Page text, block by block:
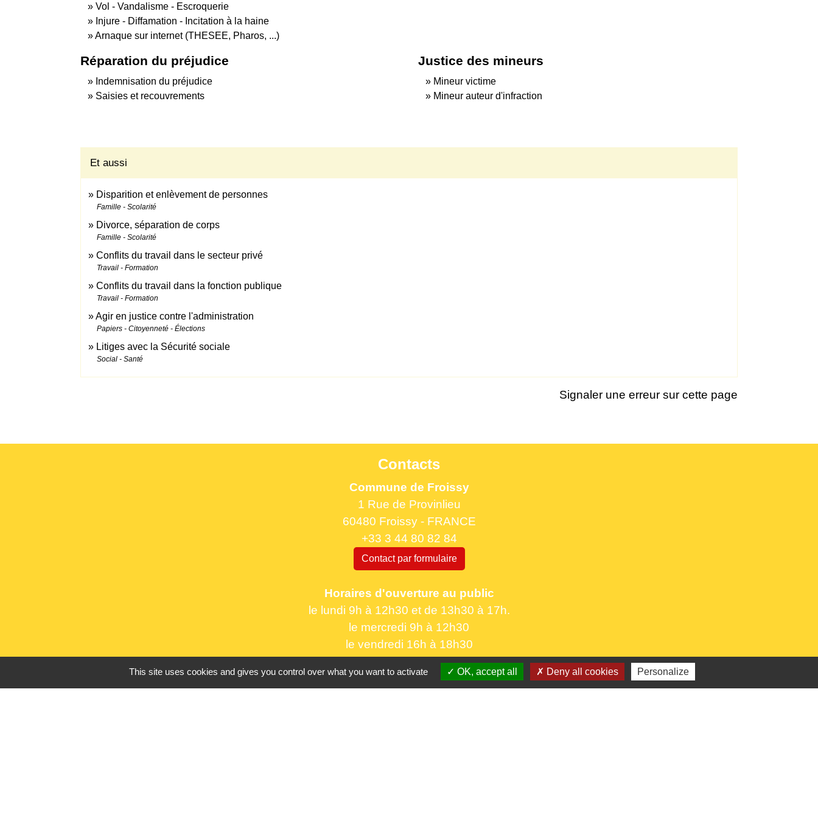
Vol - Vandalisme - Escroquerie
Injure - Diffamation - Incitation à la haine
Arnaque sur internet (THESEE, Pharos, ...)
Réparation du préjudice
Indemnisation du préjudice
Saisies et recouvrements
Justice des mineurs
Mineur victime
Mineur auteur d'infraction
Et aussi
Disparition et enlèvement de personnes
Famille - Scolarité
Divorce, séparation de corps
Famille - Scolarité
Conflits du travail dans le secteur privé
Travail - Formation
Conflits du travail dans la fonction publique
Travail - Formation
Agir en justice contre l'administration
Papiers - Citoyenneté - Élections
Litiges avec la Sécurité sociale
Social - Santé
Signaler une erreur sur cette page
Contacts
Commune de Froissy
1 Rue de Provinlieu
60480 Froissy - FRANCE
+33 3 44 80 82 84
Contact par formulaire
Horaires d'ouverture au public
le lundi 9h à 12h30 et de 13h30 à 17h.
le mercredi 9h à 12h30
le vendredi 16h à 18h30
This site uses cookies and gives you control over what you want to activate OK, accept all Deny all cookies Personalize